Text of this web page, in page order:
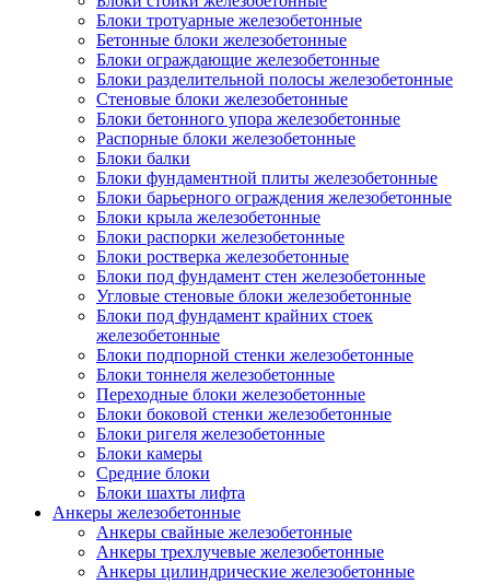
Блоки тротуарные железобетонные
Бетонные блоки железобетонные
Блоки ограждающие железобетонные
Блоки разделительной полосы железобетонные
Стеновые блоки железобетонные
Блоки бетонного упора железобетонные
Распорные блоки железобетонные
Блоки балки
Блоки фундаментной плиты железобетонные
Блоки барьерного ограждения железобетонные
Блоки крыла железобетонные
Блоки распорки железобетонные
Блоки ростверка железобетонные
Блоки под фундамент стен железобетонные
Угловые стеновые блоки железобетонные
Блоки под фундамент крайних стоек
железобетонные
Блоки подпорной стенки железобетонные
Блоки тоннеля железобетонные
Переходные блоки железобетонные
Блоки боковой стенки железобетонные
Блоки ригеля железобетонные
Блоки камеры
Средние блоки
Блоки шахты лифта
Анкеры железобетонные
Анкеры свайные железобетонные
Анкеры трехлучевые железобетонные
Анкеры цилиндрические железобетонные